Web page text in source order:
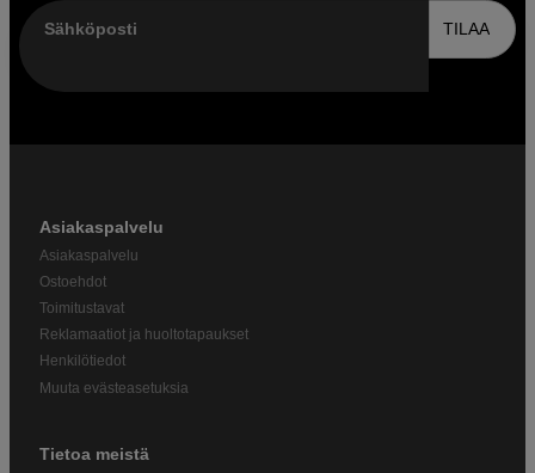
Sähköposti TILAA
Asiakaspalvelu
Asiakaspalvelu
Ostoehdot
Toimitustavat
Reklamaatiot ja huoltotapaukset
Henkilötiedot
Muuta evästeasetuksia
Tietoa meistä